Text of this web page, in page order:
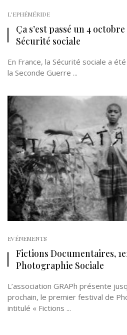
L'EPHÉMÉRIDE
Ça s’est passé un 4
Sécurité sociale
En France, la Sécurité sociale a
la Seconde Guerre ...
EVÉNEMENTS
Fictions Documentaires,
Photographie Sociale
L’association GRAPh présente
prochain, le premier festival de
intitulé « Fictions ...